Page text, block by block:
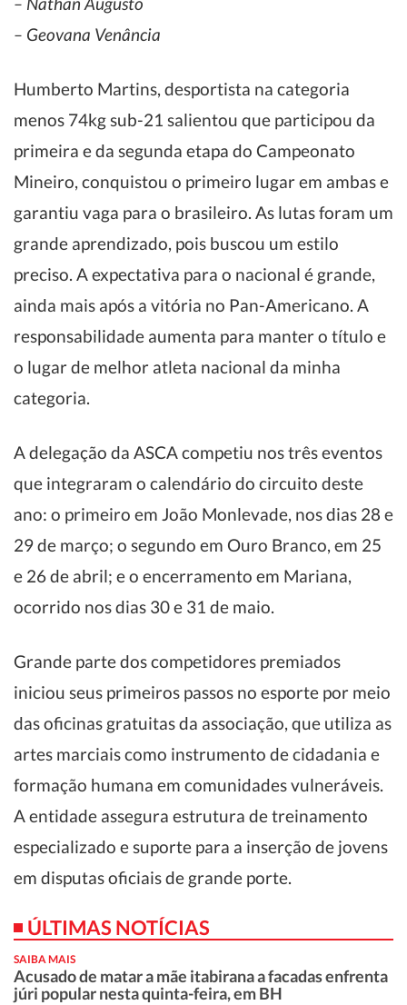
– Geovana Venância
Humberto Martins, desportista na categoria
menos 74kg sub-21 salientou que participou da
primeira e da segunda etapa do Campeonato
Mineiro, conquistou o primeiro lugar em ambas e
garantiu vaga para o brasileiro. As lutas foram um
grande aprendizado, pois buscou um estilo
preciso. A expectativa para o nacional é grande,
ainda mais após a vitória no Pan-Americano. A
responsabilidade aumenta para manter o título e
o lugar de melhor atleta nacional da minha
categoria.
A delegação da ASCA competiu nos três eventos
que integraram o calendário do circuito deste
ano: o primeiro em João Monlevade, nos dias 28 e
29 de março; o segundo em Ouro Branco, em 25
e 26 de abril; e o encerramento em Mariana,
ocorrido nos dias 30 e 31 de maio.
Grande parte dos competidores premiados
iniciou seus primeiros passos no esporte por meio
das oficinas gratuitas da associação, que utiliza as
artes marciais como instrumento de cidadania e
formação humana em comunidades vulneráveis.
A entidade assegura estrutura de treinamento
especializado e suporte para a inserção de jovens
em disputas oficiais de grande porte.
ÚLTIMAS NOTÍCIAS
SAIBA MAIS
Acusado de matar a mãe itabirana a facadas enfrenta
júri popular nesta quinta-feira, em BH